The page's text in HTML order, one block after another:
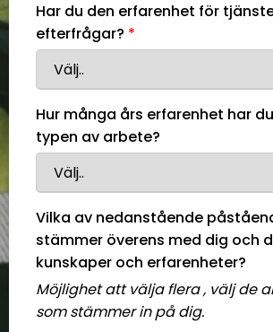
Har du den erfarenhet för
efterfrågar?
Hur många års erfarenhet har
typen av arbete?
Vilka av nedanstående
stämmer överens med dig och
kunskaper och erfarenheter?
Möjlighet att välja flera , välj de
som stämmer in på dig.